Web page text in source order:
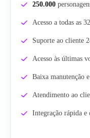
250.000
Acesso a todas as
Suporte ao cliente
Acesso às últimas
Baixa manutenção
Atendimento ao
Integração rápida e